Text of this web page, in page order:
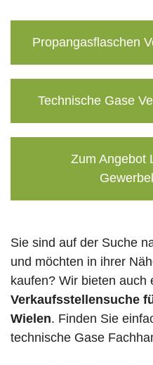
Propangasflaschen
Technische Gase
Zum Angebot
Sie sind auf der Suche
und möchten in ihrer
kaufen? Wir bieten
Verkaufsstellensuche
Wielen. Finden Sie
technische Gase